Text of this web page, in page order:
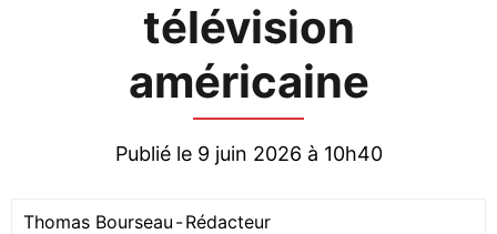
télévision
américaine
Publié le 9 juin 2026 à 10h40
Thomas Bourseau -Rédacteur